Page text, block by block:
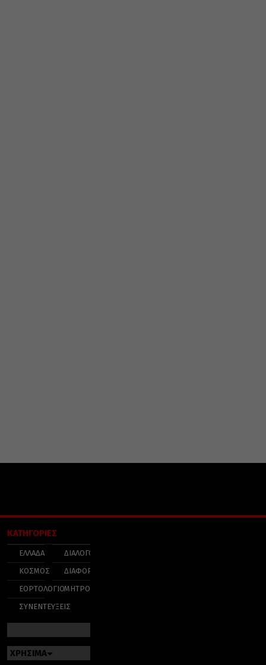
ΚΑΤΗΓΟΡΙΕΣ
ΕΛΛΑΔΑ
ΚΟΣΜΟΣ
ΕΟΡΤΟΛΟΓΙΟ
ΣΥΝΕΝΤΕΥΞΕΙΣ
ΔΙΑΛΟΓΟΣ
ΔΙΑΦΟΡΑ
ΜΗΤΡΟΠΟΛΕΙΣ
ΧΡΗΣΙΜΑ